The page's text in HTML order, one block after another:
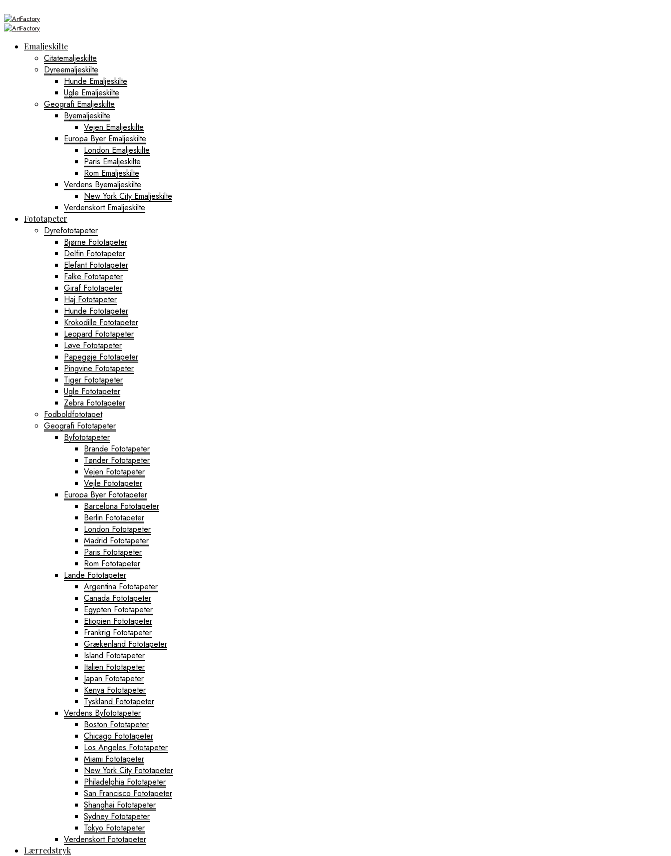
Emaljeskilte
Citatemaljeskilte
Dyreemaljeskilte
Hunde Emaljeskilte
Ugle Emaljeskilte
Geografi Emaljeskilte
Byemaljeskilte
Vejen Emaljeskilte
Europa Byer Emaljeskilte
London Emaljeskilte
Paris Emaljeskilte
Rom Emaljeskilte
Verdens Byemaljeskilte
New York City Emaljeskilte
Verdenskort Emaljeskilte
Fototapeter
Dyrefototapeter
Bjørne Fototapeter
Delfin Fototapeter
Elefant Fototapeter
Falke Fototapeter
Giraf Fototapeter
Haj Fototapeter
Hunde Fototapeter
Krokodille Fototapeter
Leopard Fototapeter
Løve Fototapeter
Papegøje Fototapeter
Pingvine Fototapeter
Tiger Fototapeter
Ugle Fototapeter
Zebra Fototapeter
Fodboldfototapet
Geografi Fototapeter
Byfototapeter
Brande Fototapeter
Tønder Fototapeter
Vejen Fototapeter
Vejle Fototapeter
Europa Byer Fototapeter
Barcelona Fototapeter
Berlin Fototapeter
London Fototapeter
Madrid Fototapeter
Paris Fototapeter
Rom Fototapeter
Lande Fototapeter
Argentina Fototapeter
Canada Fototapeter
Egypten Fototapeter
Etiopien Fototapeter
Frankrig Fototapeter
Grækenland Fototapeter
Island Fototapeter
Italien Fototapeter
Japan Fototapeter
Kenya Fototapeter
Tyskland Fototapeter
Verdens Byfototapeter
Boston Fototapeter
Chicago Fototapeter
Los Angeles Fototapeter
Miami Fototapeter
New York City Fototapeter
Philadelphia Fototapeter
San Francisco Fototapeter
Shanghai Fototapeter
Sydney Fototapeter
Tokyo Fototapeter
Verdenskort Fototapeter
Lærredstryk